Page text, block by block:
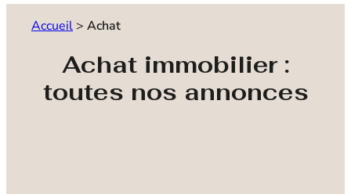
Accueil > Achat
Achat immobilier :
toutes nos annonces